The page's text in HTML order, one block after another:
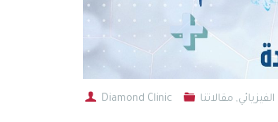
Diamond Clinic , مقالاتنا